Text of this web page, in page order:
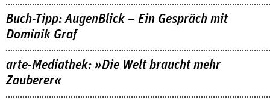
Buch-Tipp: AugenBlick – Ein Gespräch mit
Dominik Graf
arte-Mediathek: »Die Welt braucht mehr
Zauberer«